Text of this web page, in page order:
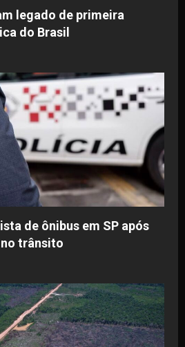
legado de primeira
do Brasil
de ônibus em SP após
trânsito